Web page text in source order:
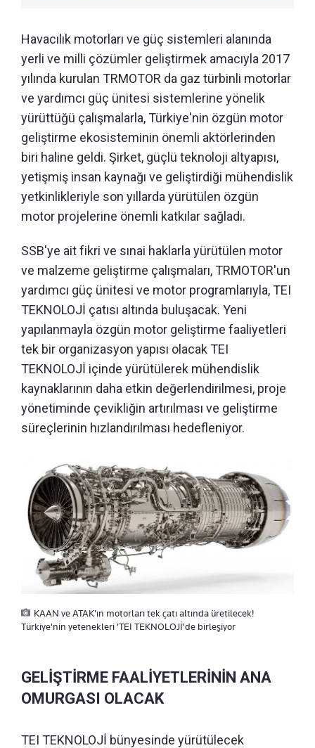
Havacılık motorları ve güç sistemleri alanında
yerli ve milli çözümler geliştirmek amacıyla 2017
yılında kurulan TRMOTOR da gaz türbinli motorlar
ve yardımcı güç ünitesi sistemlerine yönelik
yürüttüğü çalışmalarla, Türkiye'nin özgün motor
geliştirme ekosisteminin önemli aktörlerinden
biri haline geldi. Şirket, güçlü teknoloji altyapısı,
yetişmiş insan kaynağı ve geliştirdiği mühendislik
yetkinlikleriyle son yıllarda yürütülen özgün
motor projelerine önemli katkılar sağladı.
SSB'ye ait fikri ve sınai haklarla yürütülen motor
ve malzeme geliştirme çalışmaları, TRMOTOR'un
yardımcı güç ünitesi ve motor programlarıyla, TEI
TEKNOLOJİ çatısı altında buluşacak. Yeni
yapılanmayla özgün motor geliştirme faaliyetleri
tek bir organizasyon yapısı olacak TEI
TEKNOLOJİ içinde yürütülerek mühendislik
kaynaklarının daha etkin değerlendirilmesi, proje
yönetiminde çevikliğin artırılması ve geliştirme
süreçlerinin hızlandırılması hedefleniyor.
KAAN ve ATAK'ın motorları tek çatı altında üretilecek!
Türkiye'nin yetenekleri 'TEI TEKNOLOJİ'de birleşiyor
GELİŞTİRME FAALİYETLERİNİN ANA
OMURGASI OLACAK
TEI TEKNOLOJİ bünyesinde yürütülecek